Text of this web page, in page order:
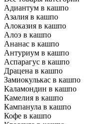
Адиантум в кашпо
Азалия в кашпо
Алоказия в кашпо
Алоэ в кашпо
Ананас в кашпо
Антуриум в кашпо
Аспарагус в кашпо
Драцена в кашпо
Замиокулькас в кашпо
Каламондин в кашпо
Камелия в кашпо
Кампанула в кашпо
Кофе в кашпо